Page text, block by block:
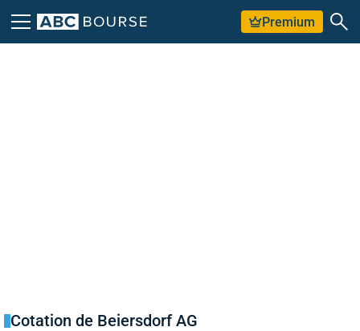
Premium
Cotation de Beiersdorf AG